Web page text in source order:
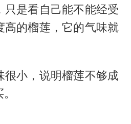
只是看自己能不能经受
高的榴莲，它的气味就
很小，说明榴莲不够成